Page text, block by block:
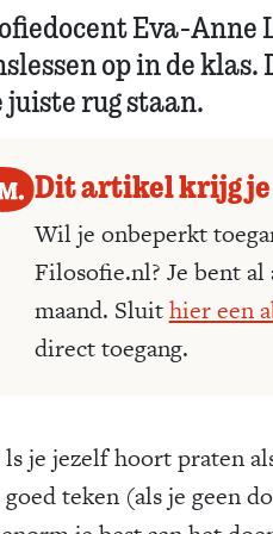
Eva-Anne
op in de
juiste rug staan.
Dit artikel krijg je
Wil je onbeperkt
Filosofie.nl? Je bent
maand. Sluithier een
direct toegang.
ls je jezelf hoort praten
goed teken (als je geen